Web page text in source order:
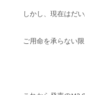
しかし、現在はだ
ご用命を承らない